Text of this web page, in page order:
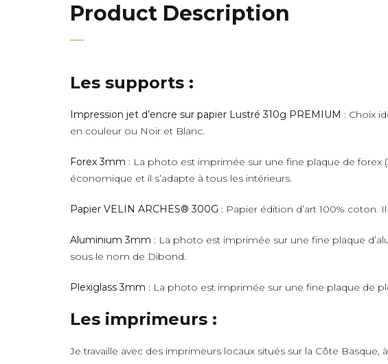
Product Description
Les supports :
Impression jet d’encre sur papier Lustré 310g PREMIUM : Choix
en couleur ou Noir et Blanc.
Forex 3mm : La photo est imprimée sur une fine plaque de
économique et il s’adapte à tous les intérieurs.
Papier VELIN ARCHES® 300G : Papier édition d’art 100% coton.
Aluminium 3mm : La photo est imprimée sur une fine plaque
sous le nom de Dibond.
Plexiglass 3mm : La photo est imprimée sur une fine plaque de
Les imprimeurs :
Je travaille avec des imprimeurs locaux situés sur la Côte